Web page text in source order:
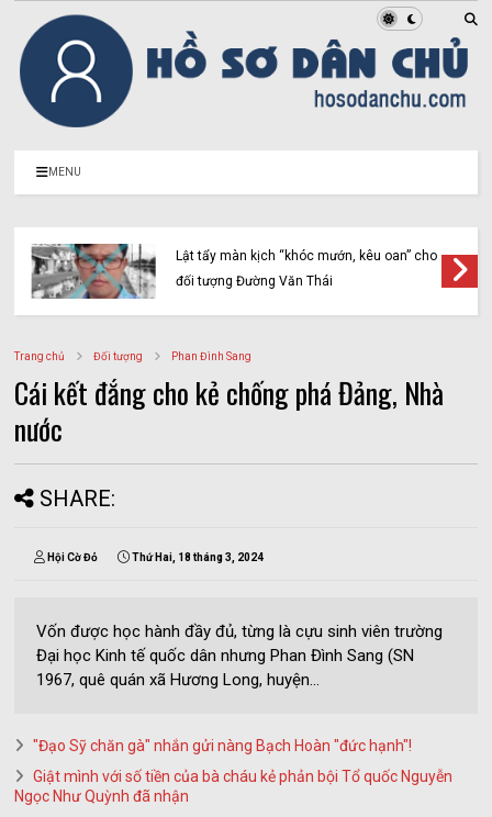
MENU
Lật tẩy màn kịch “khóc mướn, kêu oan” cho
đối tượng Đường Văn Thái
Trang chủ Đối tượng Phan Đình Sang
Cái kết đắng cho kẻ chống phá Đảng, Nhà
nước
SHARE:
Hội Cờ Đỏ Thứ Hai, 18 tháng 3, 2024
Vốn được học hành đầy đủ, từng là cựu sinh viên trường
Đại học Kinh tế quốc dân nhưng Phan Đình Sang (SN
1967, quê quán xã Hương Long, huyện...
"Đạo Sỹ chăn gà" nhắn gửi nàng Bạch Hoàn "đức hạnh"!
Giật mình với số tiền của bà cháu kẻ phản bội Tổ quốc Nguyễn
Ngọc Như Quỳnh đã nhận